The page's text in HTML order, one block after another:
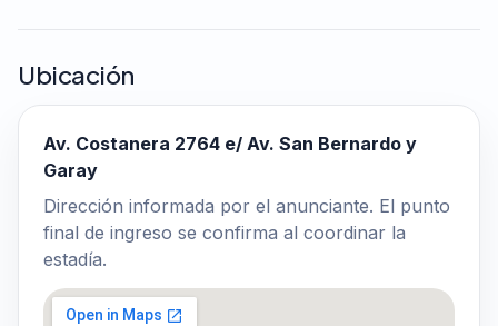
Ubicación
Av. Costanera 2764 e/ Av. San Bernardo y
Garay
Dirección informada por el anunciante. El punto
final de ingreso se confirma al coordinar la
estadía.